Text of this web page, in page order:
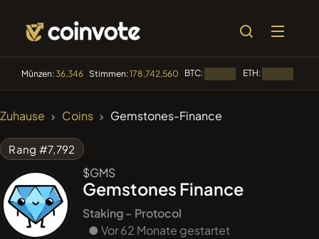
Münzen:36,346 Stimmen:178,742,560 BTC: ETH:
POOPSIE POOPSIE
#102
ATH ATH
#622
Zuhause Coins Gemstones-Finance
Rang #7,792
$GMS
Gemstones Finance
Staking - Protocol
● Vor 62 Monate gestartet